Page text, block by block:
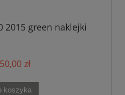
2015 green naklejki
zł
koszyka